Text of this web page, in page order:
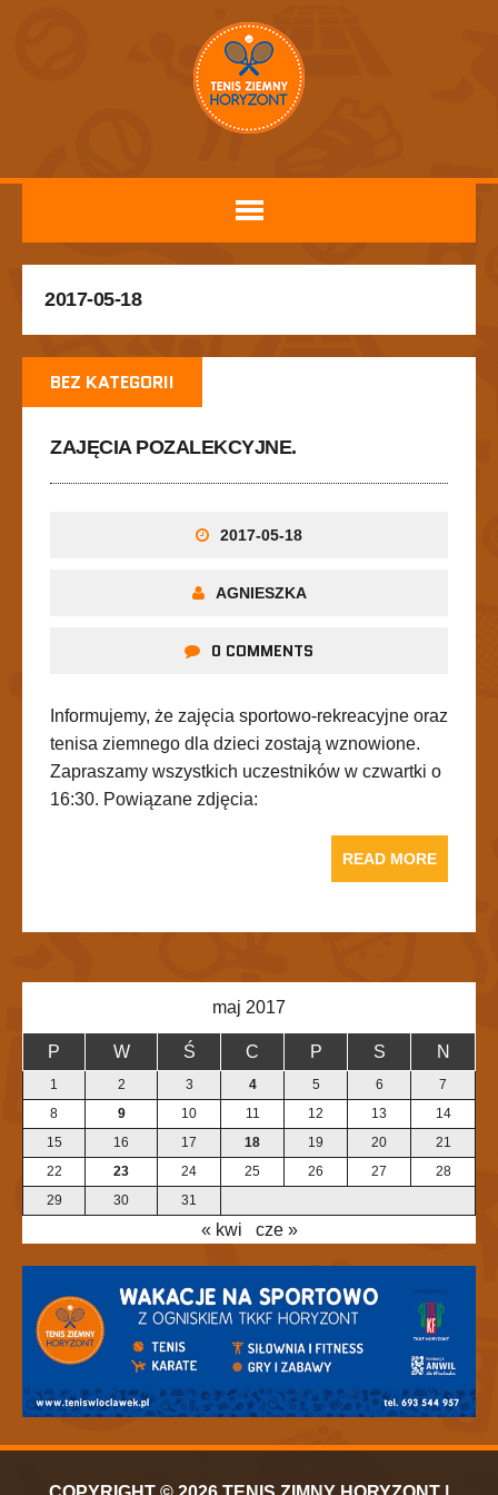
2017-05-18
BEZ KATEGORII
ZAJĘCIA POZALEKCYJNE.
2017-05-18
AGNIESZKA
0 COMMENTS
Informujemy, że zajęcia sportowo-rekreacyjne oraz
tenisa ziemnego dla dzieci zostają wznowione.
Zapraszamy wszystkich uczestników w czwartki o
16:30. Powiązane zdjęcia:
READ MORE
maj 2017
P W Ś C P S N
1 2 3 4 5 6
7
8
9 10 11 12 13
14
15
16 17 18 19 20
21
22
23 24 25 26 27
28
29
30 31
« kwi cze »